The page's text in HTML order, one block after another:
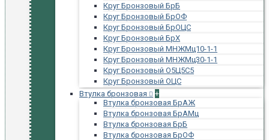
Круг Бронзовый БрБ
Круг Бронзовый БрОФ
Круг Бронзовый БрОЦС
Круг Бронзовый БрХ
Круг Бронзовый МНЖМц10-1-1
Круг Бронзовый МНЖМц30-1-1
Круг Бронзовый О5Ц5С5
Круг Бронзовый ОЦС
Втулка бронзовая
+
Втулка бронзовая БрАЖ
Втулка бронзовая БрАМц
Втулка бронзовая БрБ
Втулка бронзовая БрОФ